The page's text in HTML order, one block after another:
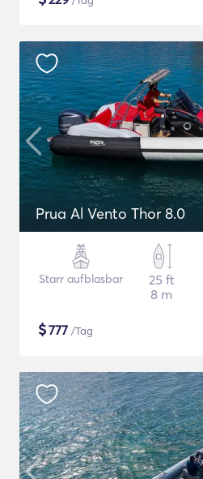
Prua Al Vento Thor 8.0
Starr aufblasbar
25 ft
8 m
$777 /Tag